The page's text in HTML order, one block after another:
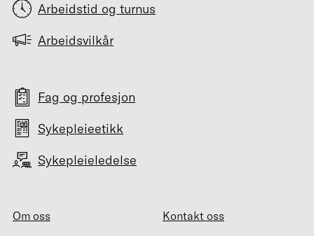
Arbeidstid og turnus
Arbeidsvilkår
Fag og profesjon
Sykepleieetikk
Sykepleieledelse
Om oss
Kontakt oss